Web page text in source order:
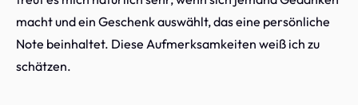
macht und ein Geschenk auswählt, das eine persönliche
Note beinhaltet. Diese Aufmerksamkeiten weiß ich zu
schätzen.